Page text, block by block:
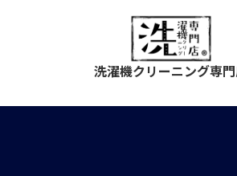
へ
ョ
洗濯機クリーニング専